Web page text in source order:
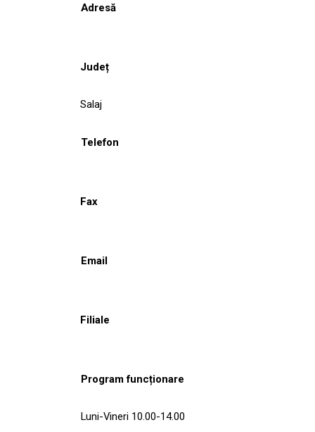
Adresă
Județ
Salaj
Telefon
Fax
Email
Filiale
Program funcționare
Luni-Vineri 10.00-14.00